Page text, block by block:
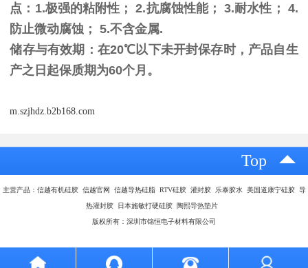
点：1.极强的粘附性； 2.抗腐蚀性能； 3.耐水性； 4.
防止微动腐蚀； 5.不含金属.
储存与有效期：在20℃以下未开封保存时，产品自生
产之日起保质期为60个月。
m.szjhdz.b2b168.com
Top
主营产品：信越有机硅胶 信越官网 信越导热硅脂 RTV硅胶 灌封胶 乐泰胶水 美国道康宁硅胶 导
热灌封胶 日本施敏打硬硅胶 陶熙导热垫片
版权所有：深圳市锦恒电子材料有限公司